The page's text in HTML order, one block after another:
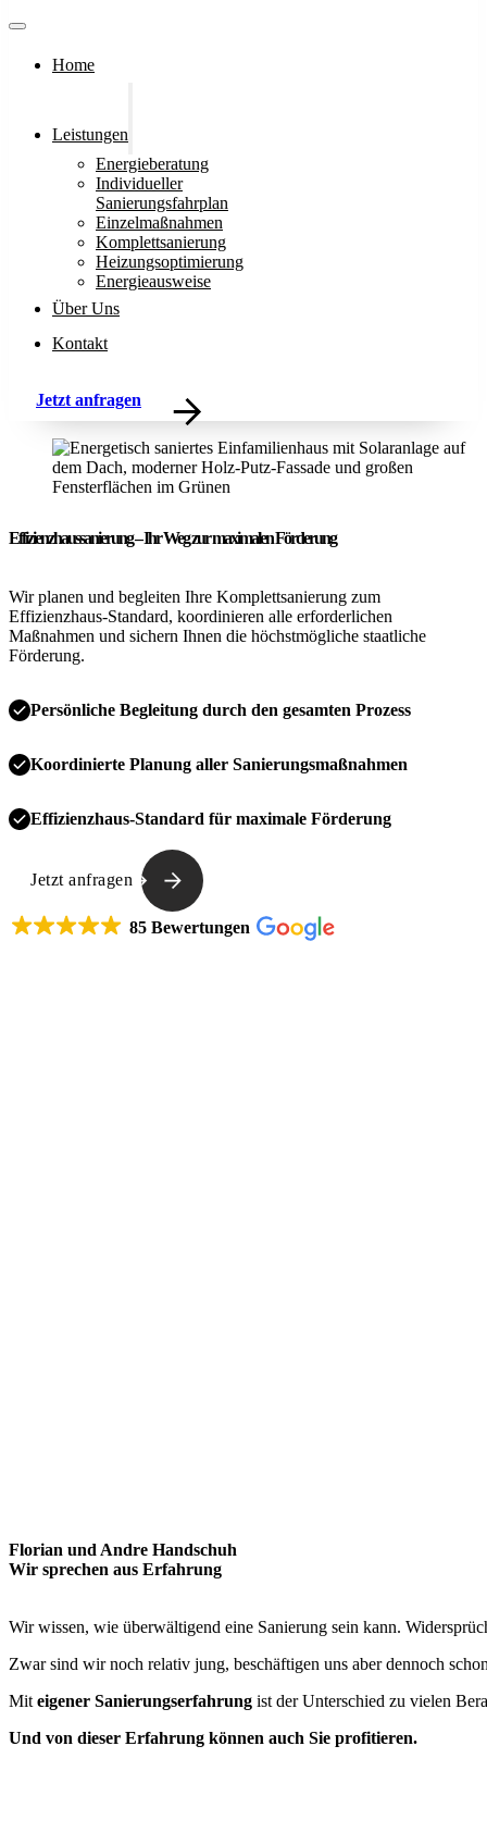
Home
Leistungen
Energieberatung
Individueller
Sanierungsfahrplan
Einzelmaßnahmen
Komplettsanierung
Heizungsoptimierung
Energieausweise
Über Uns
Kontakt
Jetzt anfragen
Effizienzhaussanierung – Ihr Weg zur maximalen Förderung
Wir planen und begleiten Ihre Komplettsanierung zum
Effizienzhaus-Standard, koordinieren alle erforderlichen
Maßnahmen und sichern Ihnen die höchstmögliche staatliche
Förderung.
Persönliche Begleitung durch den gesamten Prozess
Koordinierte Planung aller Sanierungsmaßnahmen
Effizienzhaus-Standard für maximale Förderung
Jetzt anfragen
85 Bewertungen
Florian und Andre Handschuh
Wir sprechen aus Erfahrung
Wir wissen, wie überwältigend eine Sanierung sein kann.
Zwar sind wir noch relativ jung, beschäftigen uns aber dennoch
Mit eigener Sanierungserfahrung ist der Unterschied zu vielen
Und von dieser Erfahrung können auch Sie profitieren.